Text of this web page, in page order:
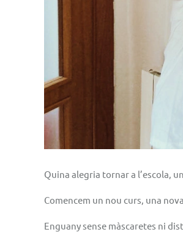
Quina alegria tornar a l’escola,
Comencem un nou curs, una
Enguany sense màscaretes ni